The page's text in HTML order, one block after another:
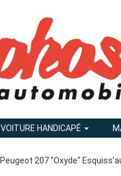
HANDICAPÉ
207 "Oxyde"